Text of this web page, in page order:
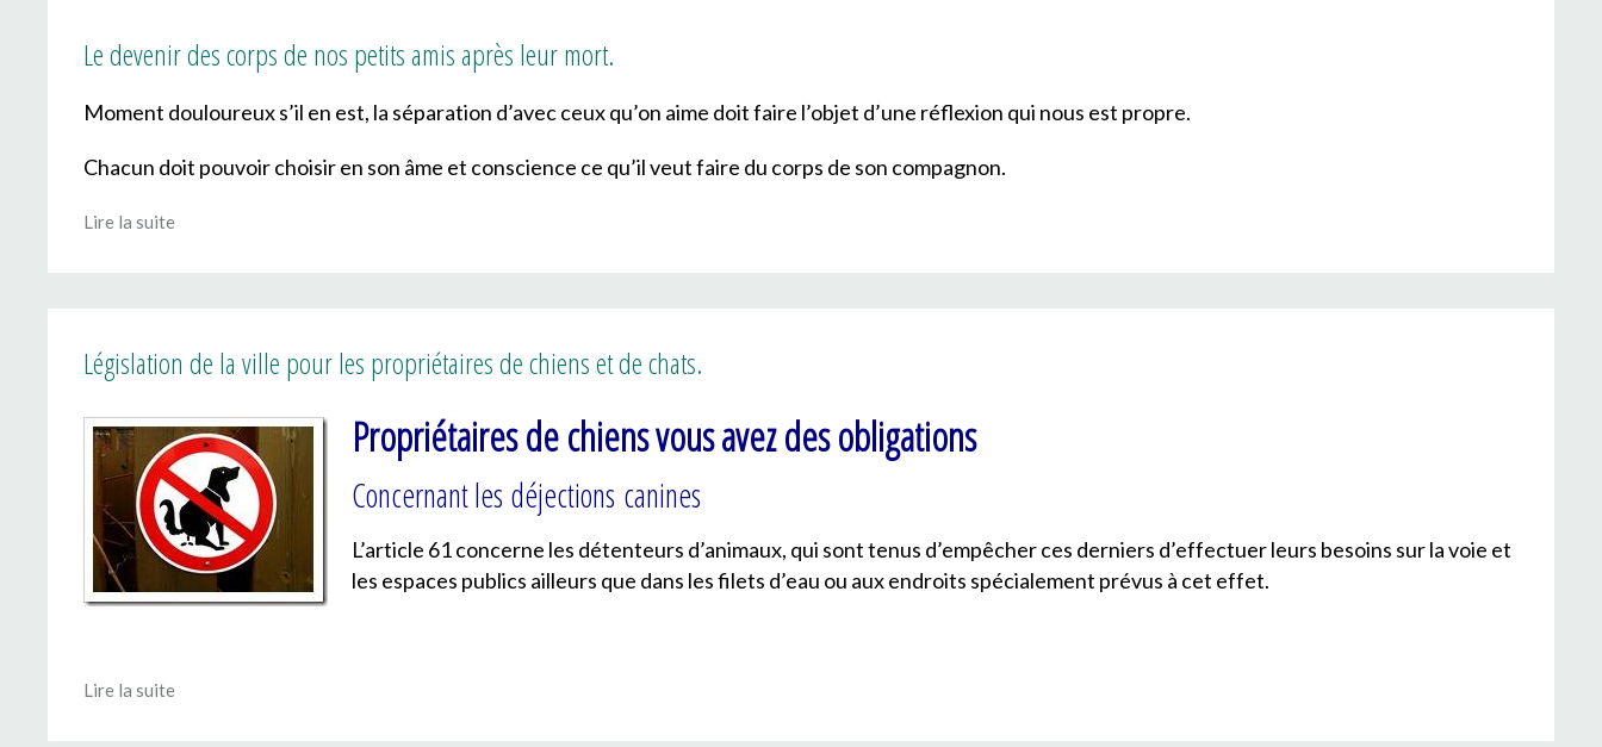
Le devenir des corps de nos petits amis après leur mort.
Moment douloureux s’il en est, la séparation d’avec ceux qu’on aime doit faire l’objet d’une réflexion qui nous est propre.
Chacun doit pouvoir choisir en son âme et conscience ce qu’il veut faire du corps de son compagnon.
Lire la suite
Législation de la ville pour les propriétaires de chiens et de chats.
Propriétaires de chiens vous avez des obligations
Concernant les déjections canines
L’article 61 concerne les détenteurs d’animaux, qui sont tenus d’empêcher ces derniers d’effectuer leurs besoins sur la voie et
les espaces publics ailleurs que dans les filets d’eau ou aux endroits spécialement prévus à cet effet.
Lire la suite